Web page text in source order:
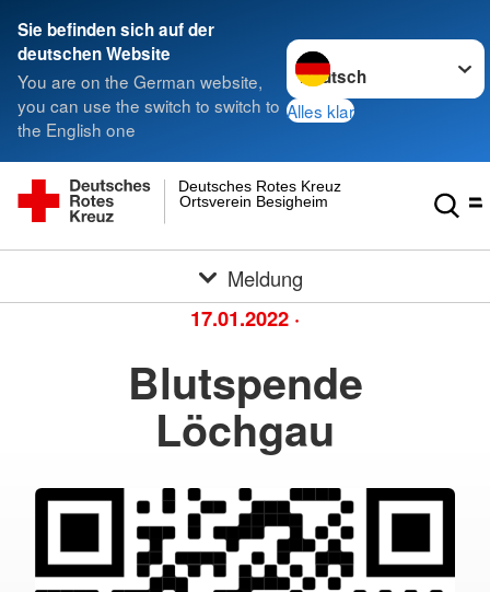
Sie befinden sich auf der
deutschen Website
You are on the German website,
you can use the switch to switch to
the English one
Sprache wechseln zu
Alles klar
Ortsverein Besigheim
Deutsches Rotes Kreuz
Meldung
17.01.2022 ·
Blutspende
Löchgau